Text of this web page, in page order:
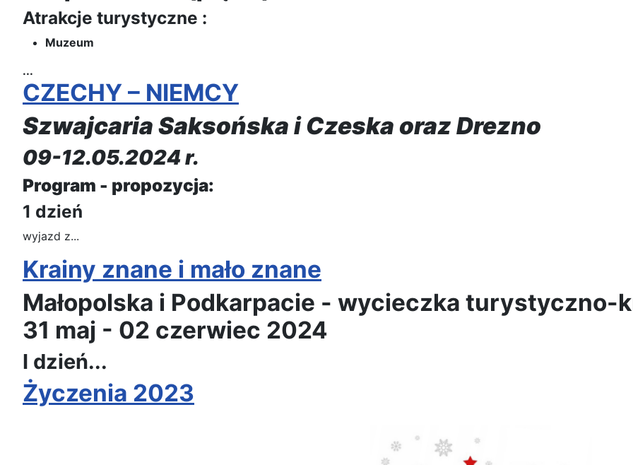
Atrakcje turystyczne :
Muzeum
...
CZECHY – NIEMCY
Szwajcaria Saksońska i Czeska oraz Drezno
09-12.05.2024 r.
Program - propozycja:
1 dzień
wyjazd z...
Krainy znane i mało znane
Małopolska i Podkarpacie - wycieczka turystyczno-
31 maj - 02 czerwiec 2024
I dzień...
Życzenia 2023